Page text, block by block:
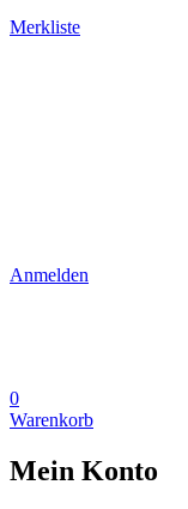
Merkliste
Anmelden
0
Warenkorb
Mein Konto